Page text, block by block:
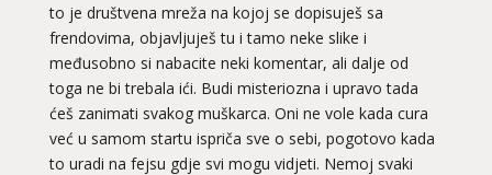
to je društvena mreža na kojoj se dopisuješ sa
frendovima, objavljuješ tu i tamo neke slike i
međusobno si nabacite neki komentar, ali dalje od
toga ne bi trebala ići. Budi misteriozna i upravo tada
ćeš zanimati svakog muškarca. Oni ne vole kada cura
već u samom startu ispriča sve o sebi, pogotovo kada
to uradi na fejsu gdje svi mogu vidjeti. Nemoj svaki